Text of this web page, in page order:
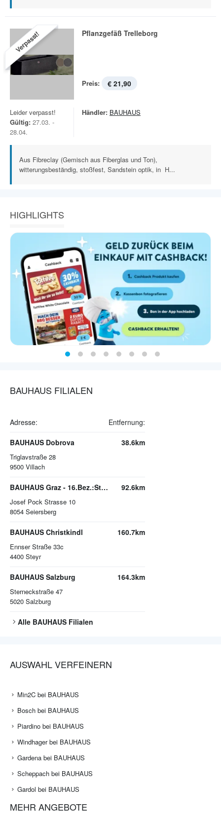
Verpasst! Pflanzgefäß Trelleborg
Preis: € 21,90
Leider verpasst!
Gültig: 27.03. -
28.04.
Händler: BAUHAUS
Aus Fibreclay (Gemisch aus Fiberglas und Ton),
witterungsbeständig, stoßfest, Sandstein optik, in H...
HIGHLIGHTS
BAUHAUS FILIALEN
Adresse: Entfernung:
BAUHAUS Dobrova
Triglavstraße 28
9500 Villach
38.6km
BAUHAUS Graz - 16.Bez.:Straßgang
Josef Pock Strasse 10
8054 Seiersberg
92.6km
BAUHAUS Christkindl
Ennser Straße 33c
4400 Steyr
160.7km
BAUHAUS Salzburg
Sterneckstraße 47
5020 Salzburg
164.3km
Alle BAUHAUS Filialen
AUSWAHL VERFEINERN
Min2C bei BAUHAUS
Bosch bei BAUHAUS
Piardino bei BAUHAUS
Windhager bei BAUHAUS
Gardena bei BAUHAUS
Scheppach bei BAUHAUS
Gardol bei BAUHAUS
MEHR ANGEBOTE